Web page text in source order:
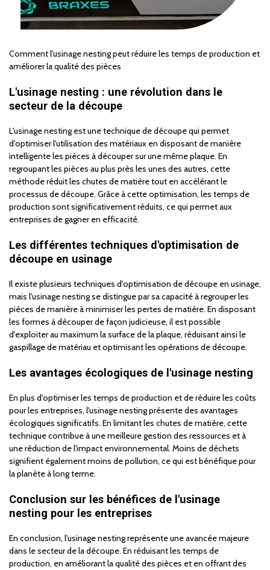
Comment l'usinage nesting peut réduire les temps de production et
améliorer la qualité des pièces
L'usinage nesting : une révolution dans le
secteur de la découpe
L'usinage nesting est une technique de découpe qui permet
d'optimiser l'utilisation des matériaux en disposant de manière
intelligente les pièces à découper sur une même plaque. En
regroupant les pièces au plus près les unes des autres, cette
méthode réduit les chutes de matière tout en accélérant le
processus de découpe. Grâce à cette optimisation, les temps de
production sont significativement réduits, ce qui permet aux
entreprises de gagner en efficacité.
Les différentes techniques d'optimisation de
découpe en usinage
Il existe plusieurs techniques d'optimisation de découpe en usinage,
mais l'usinage nesting se distingue par sa capacité à regrouper les
pièces de manière à minimiser les pertes de matière. En disposant
les formes à découper de façon judicieuse, il est possible
d'exploiter au maximum la surface de la plaque, réduisant ainsi le
gaspillage de matériau et optimisant les opérations de découpe.
Les avantages écologiques de l'usinage nesting
En plus d'optimiser les temps de production et de réduire les coûts
pour les entreprises, l'usinage nesting présente des avantages
écologiques significatifs. En limitant les chutes de matière, cette
technique contribue à une meilleure gestion des ressources et à
une réduction de l'impact environnemental. Moins de déchets
signifient également moins de pollution, ce qui est bénéfique pour
la planète à long terme.
Conclusion sur les bénéfices de l'usinage
nesting pour les entreprises
En conclusion, l'usinage nesting représente une avancée majeure
dans le secteur de la découpe. En réduisant les temps de
production, en améliorant la qualité des pièces et en offrant des